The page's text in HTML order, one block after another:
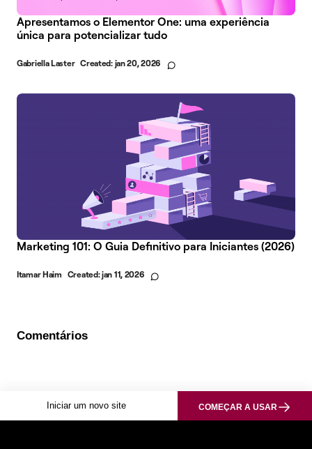
Apresentamos o Elementor One: uma experiência
única para potencializar tudo
Gabriella Laster Created: jan 20, 2026
Marketing 101: O Guia Definitivo para Iniciantes (2026)
Itamar Haim Created:jan 11, 2026
Comentários
Iniciar um novo site COMEÇAR A USAR